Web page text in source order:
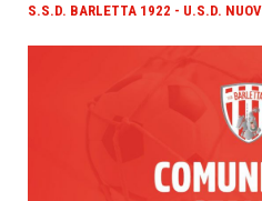
S.S.D. BARLETTA 1922 - U.S.D.